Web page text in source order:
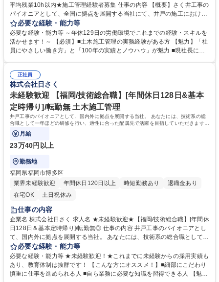
平均残業10h以内★施工管理経験者募集 仕事の内容 【概要】さく井工事の
パイオニアとして、全国に拠点を展開する当社にて、井戸の施工における
管理業務をお任せいたします。災害大国の日本だからこそ需要が途切れず
100年以上の歴史を築いています。 【詳細】施工における工程・品質・安
全の管理・発注者との打合せ等、井戸の掘削工事・井戸に付随する設備工
事の施工管理業務をお任せします。 【案件例】地震観測井戸/上水道用井
す。 ★将来的には、施工管理部門の責任者として業務をお任せします。
募集職種 【新潟/施工管理】★年休129日＆転勤無★平均残業10h以内★施
工管理経験者募集
必要な経験・能力等
必要な経験・能力等 ～年休129日の労働環境でこれまでの経験・スキルを
活かせます！～ 【必須】■土木施工管理の実務経験がある方 【魅力】「社
員にやさしい働き方」と「100年の実績とノウハウ」が魅力 ■現社長にか
そ、働き方には特に注力しております。 ■時代のニーズに対応し実績とノ
ウハウを築きました。海外インフラ整備や災害対策など、現在は積極的に
海外人材の育成も行っております。 学歴・資格 学歴：大学院 大学 高専 短
大 専修学校 高校 語学力： 資格：
正社員
株式会社日さく
未経験歓迎 【福岡/技術総合職】[年間休日128日&基本
定時帰り]/転勤無 土木施工管理
井戸工事のパイオニアとして、国内外に拠点を展開する当社。 あなたには、技術系の総
合職として一年ほどの研修を行い、適性に合った配属先で活躍を目指していただきます！
先輩が丁寧に指導するので安心♪
月給
23万40円以上
勤務地
福岡県福岡市博多区
業界未経験歓迎
年間休日120日以上 時短勤務あり
退職金あり
在宅OK
土日祝休み
仕事の内容
企業名 株式会社日さく 求人名 ★未経験歓迎★【福岡/技術総合職】[年間休
日128日＆基本定時帰り]/転勤無◎ 仕事の内容 井戸工事のパイオニアとし
て、国内外に拠点を展開する当社。 あなたには、技術系の総合職として一
年ほどの研修を行い、適性に合った配属先で活躍を目指していただきま
す！先輩が丁寧に指導するので安心♪ 【研修に関して】研修初期段階で
は、施工管理の見習いとして経験していただきます！ 現場のサポートから
始めることで、知識や業務の流れもいち早くつかめます！ 【配属部署】現
必要な経験・能力等
必要な経験・能力等 ★未経験歓迎！★これまでに未経験からの採用実績も
あり、教育体制は抜群です！ 【こんな方にオススメ！】■細部にこだわり
慎重に仕事を進められる人 ■自ら業務に必要な知識を習得できる人 【魅